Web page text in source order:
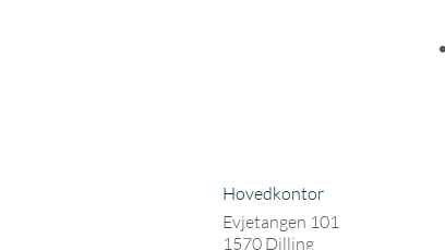
Hovedkontor
Evjetangen 101
1570 Dilling